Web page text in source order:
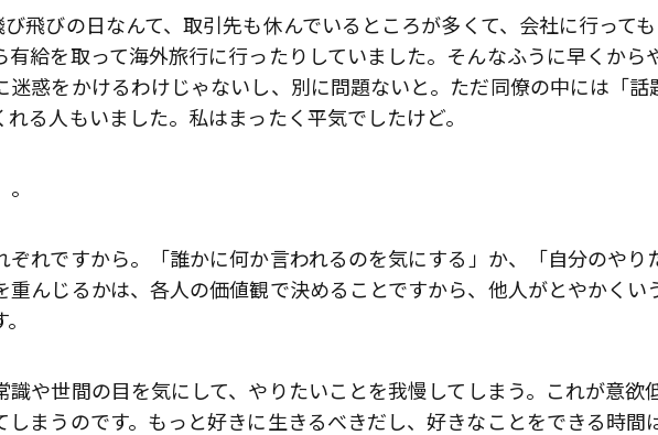
飛びの日なんて、取引先も休んでいるところが多くて、会社に行って
有給を取って海外旅行に行ったりしていました。そんなふうに早くから
迷惑をかけるわけじゃないし、別に問題ないと。ただ同僚の中には「話
る人もいました。私はまったく平気でしたけど。
れですから。「誰かに何か言われるのを気にする」か、「自分のやり
重んじるかは、各人の価値観で決めることですから、他人がとやかくい
や世間の目を気にして、やりたいことを我慢してしまう。これが意欲
まうのです。もっと好きに生きるべきだし、好きなことをできる時間
歌舞伎俳優・尾上右近が休息を過ご
前列ホテル「UMITO 熱海 別邸」